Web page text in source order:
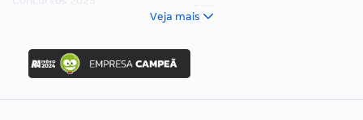
Concurso Ibama
Concurso MPU
Editais publicados
Veja mais